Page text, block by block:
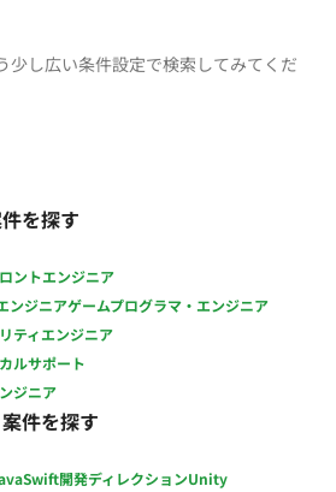
少し広い条件設定で検索してみてくだ
を探す
ントエンジニア
ンジニアゲームプログラマ・エンジニア
ティエンジニア
ルサポート
ジニア
件を探す
Swift開発ディレクションUnity